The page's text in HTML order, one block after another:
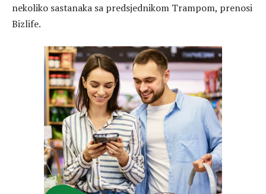
nekoliko sastanaka sa predsjednikom Trampom, prenosi
Bizlife.